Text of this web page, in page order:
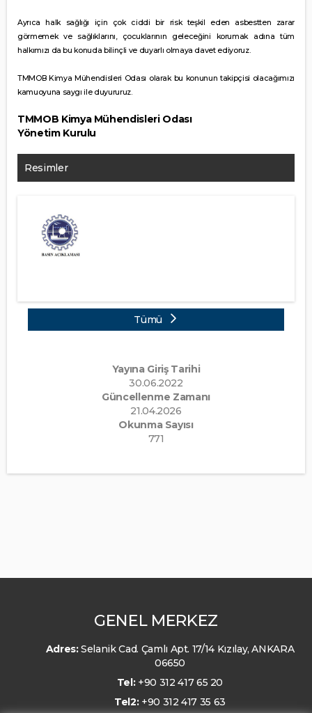
Ayrıca halk sağlığı için çok ciddi bir risk teşkil eden asbestten zarar
görmemek ve sağlıklarını, çocuklarının geleceğini korumak adına tüm
halkımızı da bu konuda bilinçli ve duyarlı olmaya davet ediyoruz.
TMMOB Kimya Mühendisleri Odası olarak bu konunun takipçisi olacağımızı
kamuoyuna saygı ile duyururuz.
TMMOB Kimya Mühendisleri Odası
Yönetim Kurulu
Resimler
Tümü
Yayına Giriş Tarihi
30.06.2022
Güncellenme Zamanı
21.04.2026
Okunma Sayısı
771
GENEL MERKEZ
Adres:Selanik Cad. Çamlı Apt. 17/14 Kızılay, ANKARA
06650
Tel: +90 312 417 65 20
Tel2: +90 312 417 35 63